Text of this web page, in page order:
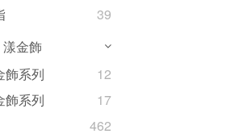
39
金飾
飾系列
12
飾系列
17
462